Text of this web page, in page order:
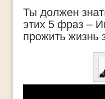
Как легко и быстро
Как определить свои
Методы стратегического
Ты должен
этих 5 фраз –
прожить жизнь